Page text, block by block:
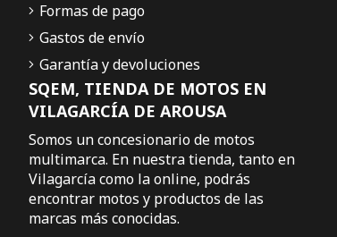
SQEM, TIENDA DE MOTOS EN
VILAGARCÍA DE AROUSA
Somos un concesionario de motos
multimarca. En nuestra tienda, tanto en
Vilagarcía como la online, podrás
encontrar motos y productos de las
marcas más conocidas.
Formas de pago
Gastos de envío
Garantía y devoluciones